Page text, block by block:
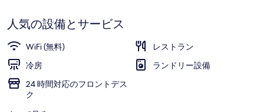
ャ
リ
ー
で
す
人気の設備とサービス
WiFi (無料)
レストラン
冷房
ランドリー設備
24 時間対応のフロントデス
ク